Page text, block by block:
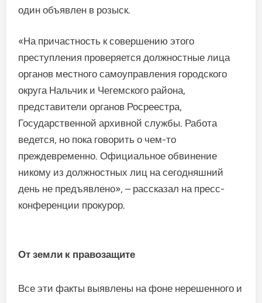
один объявлен в розыск.
«На причастность к совершению этого
преступления проверяется должностные лица
органов местного самоуправления городского
округа Нальчик и Чегемского района,
представители органов Росреестра,
Государственной архивной службы. Работа
ведется, но пока говорить о чем-то
преждевременно. Официальное обвинение
никому из должностных лиц на сегодняшний
день не предъявлено», – рассказал на пресс-
конференции прокурор.
От земли к правозащите
Все эти факты выявлены на фоне нерешенного и